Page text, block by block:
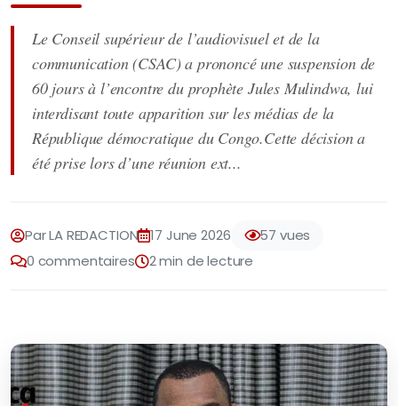
Le Conseil supérieur de l’audiovisuel et de la
communication (CSAC) a prononcé une suspension de
60 jours à l’encontre du prophète Jules Mulindwa, lui
interdisant toute apparition sur les médias de la
République démocratique du Congo.Cette décision a
été prise lors d’une réunion ext...
Par LA REDACTION 17 June 2026
57 vues
0 commentaires
2 min de lecture